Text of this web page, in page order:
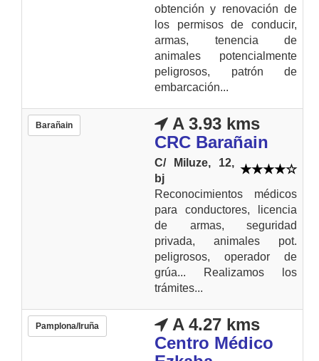
obtención y renovación de
los permisos de conducir,
armas, tenencia de
animales potencialmente
peligrosos, patrón de
embarcación...
Barañain
A 3.93 kms
CRC Barañain
C/ Miluze, 12,
bj
Reconocimientos médicos
para conductores, licencia
de armas, seguridad
privada, animales pot.
peligrosos, operador de
grúa... Realizamos los
trámites...
Pamplona/Iruña
A 4.27 kms
Centro Médico